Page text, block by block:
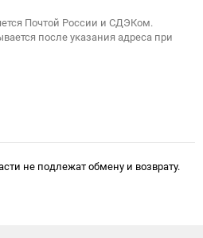
Почтой России и СДЭКом.
после указания адреса при
не подлежат обмену и возврату.